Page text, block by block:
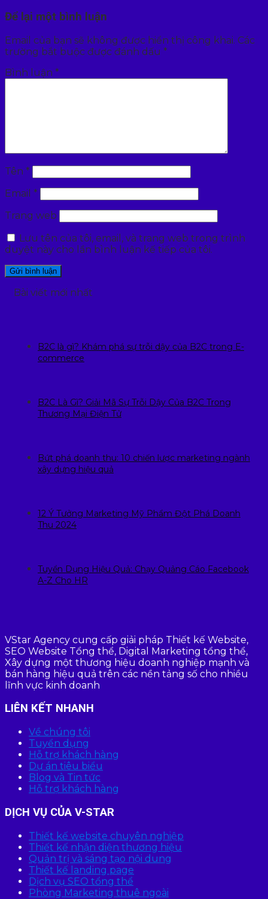
Để lại một bình luận
Email của bạn sẽ không được hiển thị công khai. Các
trường bắt buộc được đánh dấu *
Bình luận *
Tên *
Email *
Trang web
Lưu tên của tôi, email, và trang web trong trình
duyệt này cho lần bình luận kế tiếp của tôi.
Bài viết mới nhất
B2C là gì? Khám phá sự trỗi dậy của B2C trong E-
commerce
B2C Là Gì? Giải Mã Sự Trỗi Dậy Của B2C Trong
Thương Mại Điện Tử
Bứt phá doanh thu: 10 chiến lược marketing ngành
xây dựng hiệu quả
12 Ý Tưởng Marketing Mỹ Phẩm Đột Phá Doanh
Thu 2024
Tuyển Dụng Hiệu Quả: Chạy Quảng Cáo Facebook
A-Z Cho HR
VStar Agency cung cấp giải pháp Thiết kế Website,
SEO Website Tổng thể, Digital Marketing tổng thể,
Xây dựng một thương hiệu doanh nghiệp mạnh và
bán hàng hiệu quả trên các nền tảng số cho nhiều
lĩnh vực kinh doanh
LIÊN KẾT NHANH
Về chúng tôi
Tuyển dụng
Hỗ trợ khách hàng
Dự án tiêu biểu
Blog và Tin tức
Hỗ trợ khách hàng
DỊCH VỤ CỦA V-STAR
Thiết kế website chuyên nghiệp
Thiết kế nhận diện thương hiệu
Quản trị và sáng tạo nội dung
Thiết kế landing page
Dịch vụ SEO tổng thể
Phòng Marketing thuê ngoài